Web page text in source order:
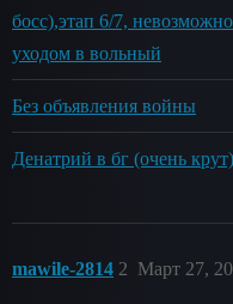
босс),этап 6/7,
уходом в вольный
Без объявления войны
Денатрий в бг (очень крут)
mawile-2814 Март 27,
2